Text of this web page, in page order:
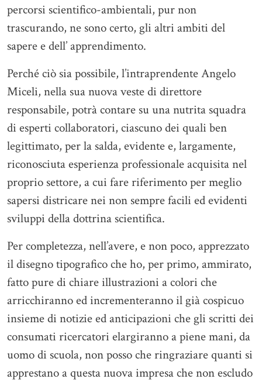
percorsi scientifico-ambientali, pur non
trascurando, ne sono certo, gli altri ambiti del
sapere e dell’ apprendimento.
Perché ciò sia possibile, l’intraprendente Angelo
Miceli, nella sua nuova veste di direttore
responsabile, potrà contare su una nutrita squadra
di esperti collaboratori, ciascuno dei quali ben
legittimato, per la salda, evidente e, largamente,
riconosciuta esperienza professionale acquisita nel
proprio settore, a cui fare riferimento per meglio
sapersi districare nei non sempre facili ed evidenti
sviluppi della dottrina scientifica.
Per completezza, nell’avere, e non poco, apprezzato
il disegno tipografico che ho, per primo, ammirato,
fatto pure di chiare illustrazioni a colori che
arricchiranno ed incrementeranno il già cospicuo
insieme di notizie ed anticipazioni che gli scritti dei
consumati ricercatori elargiranno a piene mani, da
uomo di scuola, non posso che ringraziare quanti si
apprestano a questa nuova impresa che non escludo